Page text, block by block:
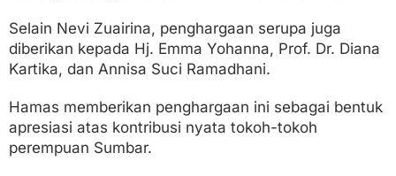
Selain Nevi Zuairina, penghargaan serupa juga
diberikan kepada Hj. Emma Yohanna, Prof. Dr. Diana
Kartika, dan Annisa Suci Ramadhani.
Hamas memberikan penghargaan ini sebagai bentuk
apresiasi atas kontribusi nyata tokoh-tokoh
perempuan Sumbar.